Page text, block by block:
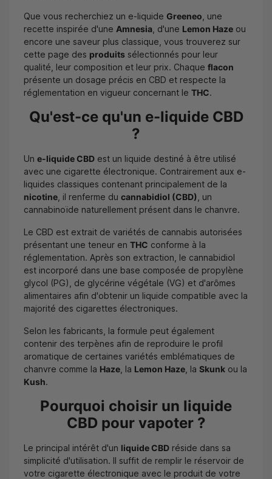
Que vous recherchiez un e-liquide Greeneo , une
recette inspirée d'une Amnesia , d'une Lemon Haze ou
encore une saveur plus classique, vous trouverez sur
cette page des produits sélectionnés pour leur
qualité, leur composition et leur prix. Chaque flacon
présente un dosage précis en CBD et respecte la
réglementation en vigueur concernant le THC.
Qu'est-ce qu'un e-liquide CBD
?
Un e-liquide CBD est un liquide destiné à être utilisé
avec une cigarette électronique. Contrairement aux e-
liquides classiques contenant principalement de la
nicotine , il renferme du cannabidiol (CBD) , un
cannabinoïde naturellement présent dans le chanvre.
Le CBD est extrait de variétés de cannabis autorisées
présentant une teneur en THC conforme à la
réglementation. Après son extraction, le cannabidiol
est incorporé dans une base composée de propylène
glycol (PG), de glycérine végétale (VG) et d'arômes
alimentaires afin d'obtenir un liquide compatible avec la
majorité des cigarettes électroniques.
Selon les fabricants, la formule peut également
contenir des terpènes afin de reproduire le profil
aromatique de certaines variétés emblématiques de
chanvre comme la Haze , la Lemon Haze , la Skunk ou la
Kush.
Pourquoi choisir un liquide
CBD pour vapoter ?
Le principal intérêt d'un liquide CBD réside dans sa
simplicité d'utilisation. Il suffit de remplir le réservoir de
votre cigarette électronique avec le produit de votre